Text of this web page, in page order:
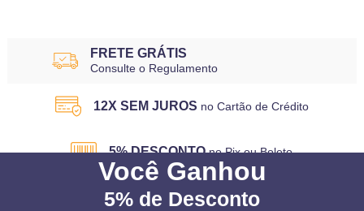
FRETE GRÁTIS
Consulte o Regulamento
12X SEM JUROS no Cartão de Crédito
5% DESCONTO no Pix ou Boleto
Você Ganhou
5% de Desconto